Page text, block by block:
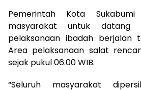
Pemerintah Kota
masyarakat untuk
pelaksanaan ibadah berjalan
Area pelaksanaan salat
sejak pukul 06.00 WIB.
“Seluruh masyarakat